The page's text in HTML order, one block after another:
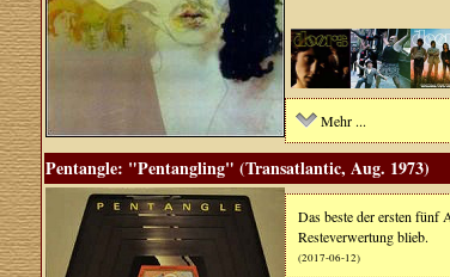
Mehr ...
Pentangle: "Pentangling" (Transatlantic, Aug. 1973)
Das beste der ersten fünf
Resteverwertung blieb.
(2017-06-12)